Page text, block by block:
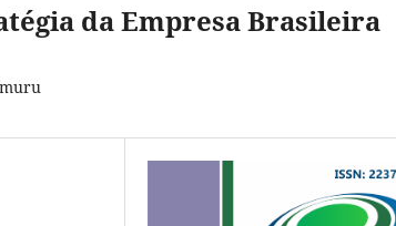
da Empresa Brasileira